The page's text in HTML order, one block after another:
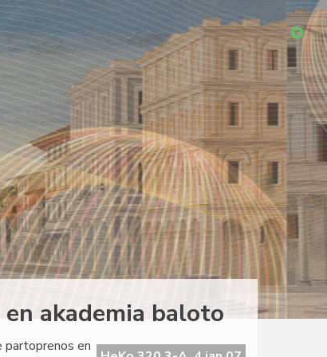
akademia baloto
partoprenos en